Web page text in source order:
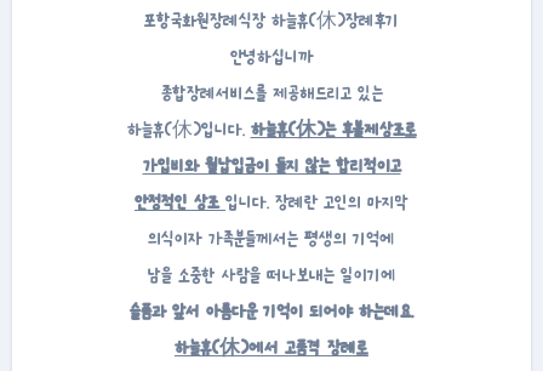
포항국화원장례식장 하늘휴(休)장례후기
안녕하십니까
종합장례서비스를 제공해드리고 있는
하늘휴(休)입니다. 하늘휴(休)는 후불제상조로
가입비와 월납입금이 들지 않는 합리적이고
안정적인 상조 입니다. 장례란 고인의 마지막
의식이자 가족분들께서는 평생의 기억에
남을 소중한 사람을 떠나보내는 일이기에
슬픔과 앞서 아름다운 기억이 되어야 하는데요.
하늘휴(休)에서 고품격 장례로